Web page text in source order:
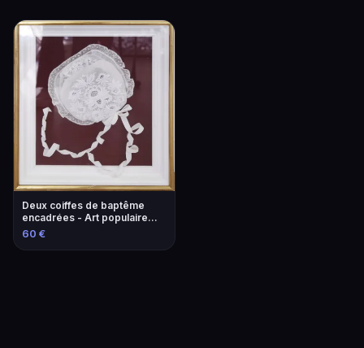
Deux coiffes de baptême
encadrées - Art populaire
français
60 €